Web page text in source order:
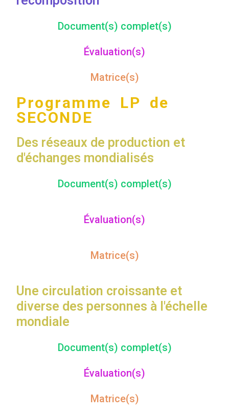
Document(s) complet(s)
Évaluation(s)
Matrice(s)
Programme LP de
SECONDE
Des réseaux de production et
d'échanges mondialisés
Document(s) complet(s)
Évaluation(s)
Matrice(s)
Une circulation croissante et
diverse des personnes à l'échelle
mondiale
Document(s) complet(s)
Évaluation(s)
Matrice(s)